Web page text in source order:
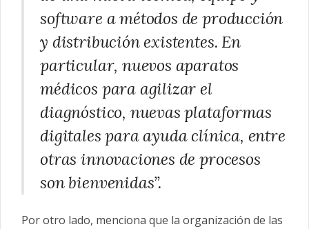
software a métodos de producción
y distribución existentes. En
particular, nuevos aparatos
médicos para agilizar el
diagnóstico, nuevas plataformas
digitales para ayuda clínica, entre
otras innovaciones de procesos
son bienvenidas”.
Por otro lado, menciona que la organización de las